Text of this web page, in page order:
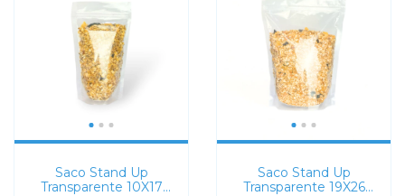
Saco Stand Up
Transparente 10X17
Saco Stand Up
Transparente 19X26